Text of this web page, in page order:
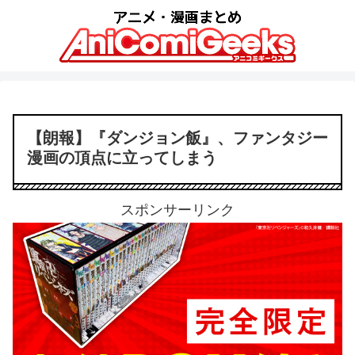
【朗報】『ダンジョン飯』、ファンタジー
漫画の頂点に立ってしまう
スポンサーリンク